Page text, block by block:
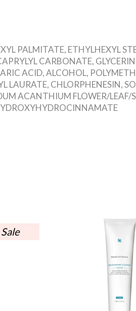
PALMITATE, ETHYLHEXYL
CARBONATE,
ACID, ALCOHOL,
LAURATE, CHLORPHENESIN,
ACANTHIUM FLOWER/LEAF/
Sale